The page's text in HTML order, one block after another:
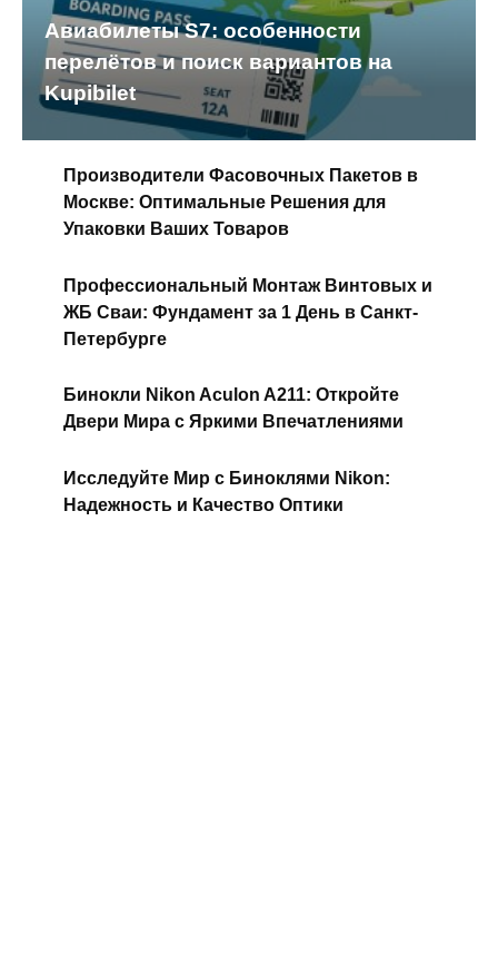
Авиабилеты S7: особенности
перелётов и поиск вариантов на
Kupibilet
Производители Фасовочных Пакетов в
Москве: Оптимальные Решения для
Упаковки Ваших Товаров
Профессиональный Монтаж Винтовых и
ЖБ Сваи: Фундамент за 1 День в Санкт-
Петербурге
Бинокли Nikon Aculon A211: Откройте
Двери Мира с Яркими Впечатлениями
Исследуйте Мир с Биноклями Nikon:
Надежность и Качество Оптики